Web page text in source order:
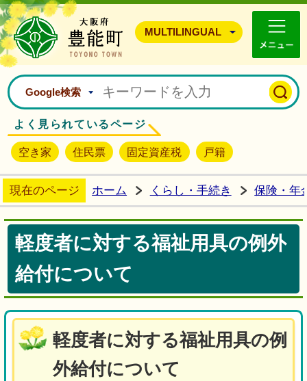
豊能町ホームページ
MULTILINGUAL
Google検索
よく見られているページ
空き家 住民票 固定資産税 戸籍
現在のページ ホーム くらし・手続き 保険・年
軽度者に対する福祉用具の例外
給付について
軽度者に対する福祉用具の例
外給付について